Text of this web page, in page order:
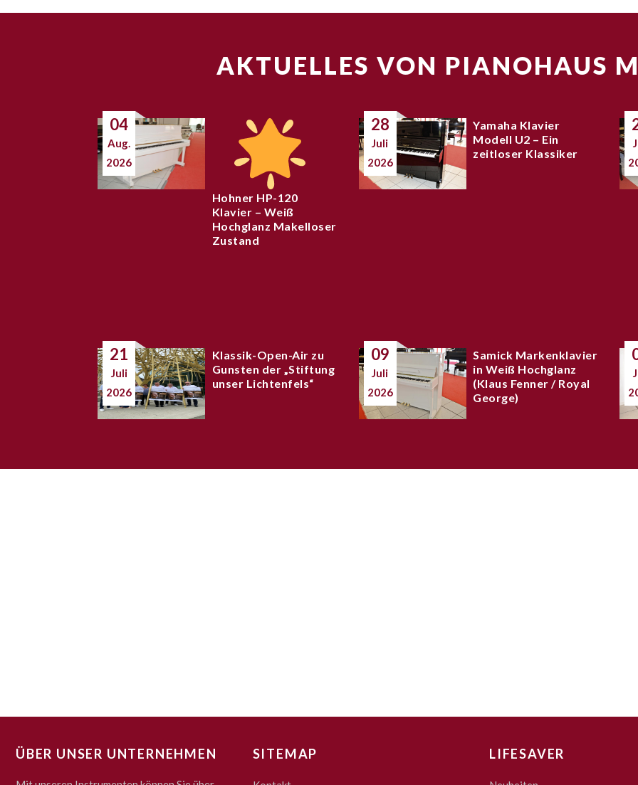
AKTUELLES VON PIANOHAUS
04
Aug.
2026
Hohner HP-120
Klavier – Weiß
Hochglanz Makelloser
Zustand
28
Juli
2026
Yamaha Klavier
Modell U2 – Ein
zeitloser Klassiker
21
Juli
2026
Klassik-Open-Air zu
Gunsten der „Stiftung
unser Lichtenfels“
09
Juli
2026
Samick Markenklavier
in Weiß Hochglanz
(Klaus Fenner / Royal
George)
ÜBER UNSER UNTERNEHMEN SITEMAP LIFESAVER